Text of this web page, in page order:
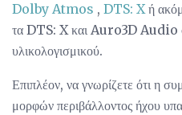
Dolby Atmos , DTS: Xή
τα DTS: X και Auro3D Audio
υλικολογισμικού.
Επιπλέον, να γνωρίζετε ότι η
μορφών περιβάλλοντος ήχου